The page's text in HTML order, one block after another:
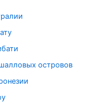
островов